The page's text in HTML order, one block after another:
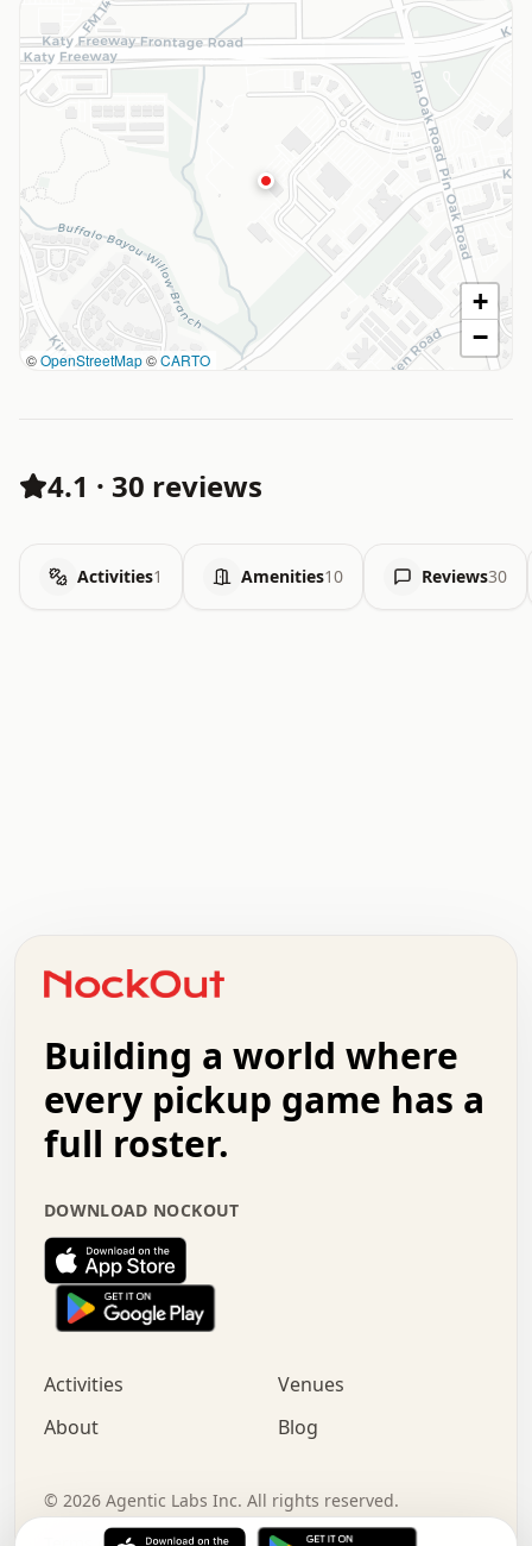
©OpenStreetMap©CARTO
+
−
4.1 · 30 reviews
Activities1 Amenities10 Reviews30
+   .   .   .   .   .   .   .   .   .   +   .   .
.   .   .   .   .   .   .   .   .   .   .   :   .
.   .   .   .   +   .   .   .   .   .   .   .   +
.   :   .   .   .   .   .   .   .   .   o   .   .
.   .   x   .   .   .   .   .   .   :   .   .   o
.   .   .   .   :   .   .   .   .   o   .   .   .
.   .   .   .   .   .   .   :   .   .   .   .   .
.   .   .   .   .   .   .   +   .   .   x   .   .
.   .   .   .   .   :   +   .   .   .   .   .   o
.   .   .   .   .   .   .   .   .   .   .   .   .
.   .   :   o   .   .   .   .   .   .   .   +   .
.   o   .   .   .   .   x   .   .   .   .   .   .
+   .   o   .   .   .   .   o   .   .   .   .
.   +   .   .   .   .   .   .   .   .   :   .   x
.   .   .   .   .   .   .   .   .   .   .   .   .   .
Building a world where
every pickup game has a
full roster.
DOWNLOAD NOCKOUT
Activities
Venues
About
Blog
© 2026 Agentic Labs Inc. All rights reserved.